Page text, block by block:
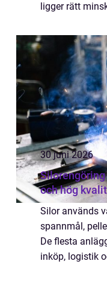
ligger rätt
30 juni 2026
Silorengöring nyckeln till säkra lager
och hög
Silor används
spannmål,
De flesta
inköp, logistik